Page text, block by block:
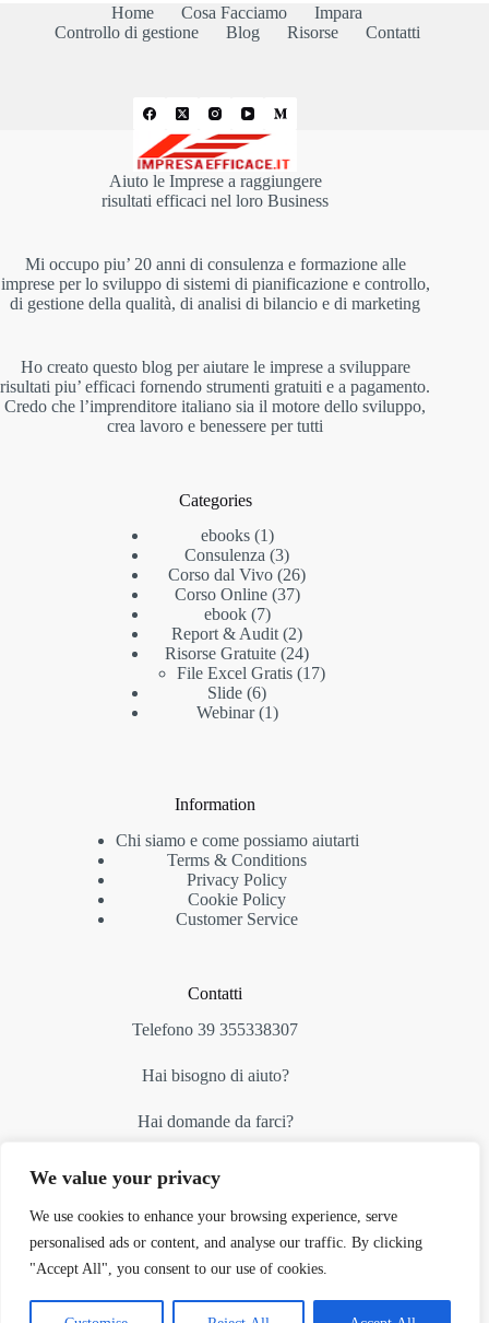
We value your privacy
We use cookies to enhance your browsing experience, serve
personalised ads or content, and analyse our traffic. By clicking
"Accept All", you consent to our use of cookies.
Home Cosa Facciamo
Impara
Controllo di gestione
Blog Risorse Contatti
Aiuto le Imprese a raggiungere
risultati efficaci nel loro Business
Mi occupo piu’ 20 anni di consulenza e formazione alle
imprese per lo sviluppo di sistemi di pianificazione e controllo,
di gestione della qualità, di analisi di bilancio e di marketing
Ho creato questo blog per aiutare le imprese a sviluppare
risultati piu’ efficaci fornendo strumenti gratuiti e a pagamento.
Credo che l’imprenditore italiano sia il motore dello sviluppo,
crea lavoro e benessere per tutti
Categories
ebooks 1
Consulenza 3
Corso dal Vivo 26
Corso Online 37
ebook 7
Report & Audit 2
Risorse Gratuite 24
File Excel Gratis 17
Slide 6
Webinar 1
Information
Chi siamo e come possiamo aiutarti
Terms & Conditions
Privacy Policy
Cookie Policy
Customer Service
Contatti
Telefono 39 355338307
Hai bisogno di aiuto?
Hai domande da farci?
contattaci alla nostra email:
umberto.fossali@impresaefficace.it
PI 00997090253
Fossali e Maurig Srl